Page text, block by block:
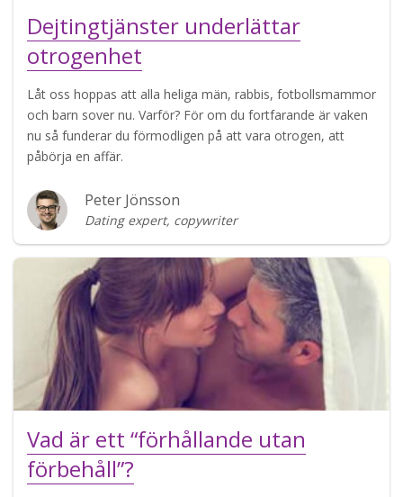
Dejtingtjänster underlättar
otrogenhet
Låt oss hoppas att alla heliga män, rabbis, fotbollsmammor
och barn sover nu. Varför? För om du fortfarande är vaken
nu så funderar du förmodligen på att vara otrogen, att
påbörja en affär.
Peter Jönsson
Dating expert, copywriter
Vad är ett “förhållande utan
förbehåll”?